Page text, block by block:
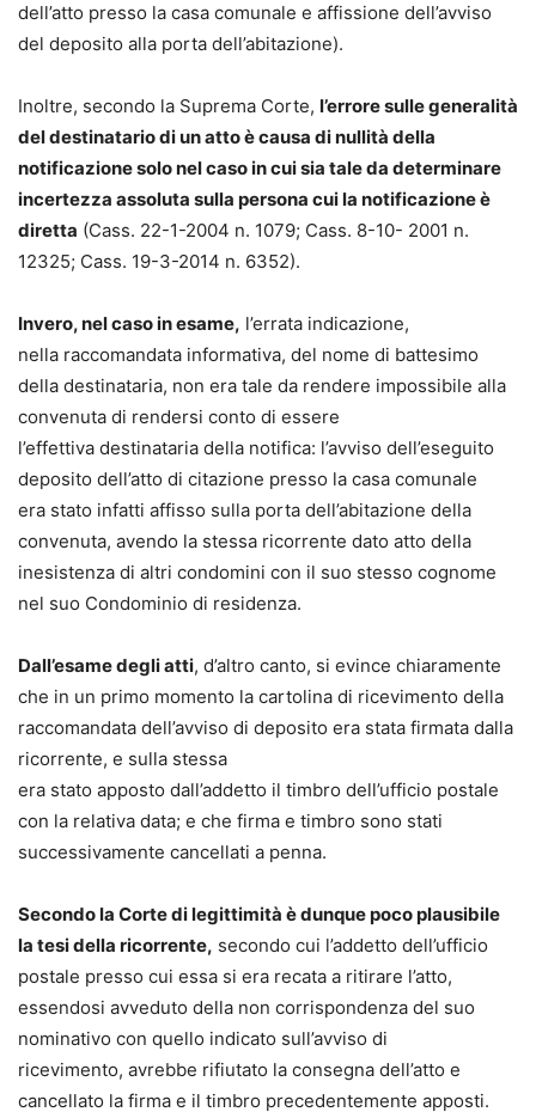
dell’atto presso la casa comunale e affissione dell’avviso
del deposito alla porta dell’abitazione).
Inoltre, secondo la Suprema Corte, l’errore sulle generalità
del destinatario di un atto è causa di nullità della
notificazione solo nel caso in cui sia tale da determinare
incertezza assoluta sulla persona cui la notificazione è
diretta (Cass. 22-1-2004 n. 1079; Cass. 8-10- 2001 n.
12325; Cass. 19-3-2014 n. 6352).
Invero, nel caso in esame, l’errata indicazione,
nella raccomandata informativa, del nome di battesimo
della destinataria, non era tale da rendere impossibile alla
convenuta di rendersi conto di essere
l’effettiva destinataria della notifica: l’avviso dell’eseguito
deposito dell’atto di citazione presso la casa comunale
era stato infatti affisso sulla porta dell’abitazione della
convenuta, avendo la stessa ricorrente dato atto della
inesistenza di altri condomini con il suo stesso cognome
nel suo Condominio di residenza.
Dall’esame degli atti, d’altro canto, si evince chiaramente
che in un primo momento la cartolina di ricevimento della
raccomandata dell’avviso di deposito era stata firmata dalla
ricorrente, e sulla stessa
era stato apposto dall’addetto il timbro dell’ufficio postale
con la relativa data; e che firma e timbro sono stati
successivamente cancellati a penna.
Secondo la Corte di legittimità è dunque poco plausibile
la tesi della ricorrente, secondo cui l’addetto dell’ufficio
postale presso cui essa si era recata a ritirare l’atto,
essendosi avveduto della non corrispondenza del suo
nominativo con quello indicato sull’avviso di
ricevimento, avrebbe rifiutato la consegna dell’atto e
cancellato la firma e il timbro precedentemente apposti.